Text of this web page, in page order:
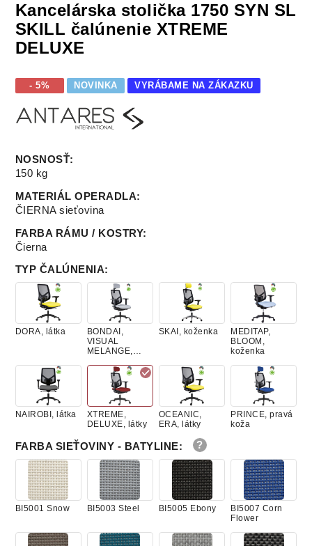
Kancelárska stolička 1750 SYN SL
SKILL čalúnenie XTREME
DELUXE
- 5% NOVINKA VYRÁBAME NA ZÁKAZKU
NOSNOSŤ:
150 kg
MATERIÁL OPERADLA:
ČIERNA sieťovina
FARBA RÁMU / KOSTRY:
Čierna
TYP ČALÚNENIA:
DORA, látka
BONDAI,
VISUAL
MELANGE,
SKAI, koženka
MEDITAP,
BLOOM,
koženka
NAIROBI, látka
XTREME,
DELUXE, látky
OCEANIC,
ERA, látky
PRINCE, pravá
koža
FARBA SIEŤOVINY - BATYLINE:
BI5001 Snow BI5003 Steel BI5005 Ebony
BI5007 Corn
Flower